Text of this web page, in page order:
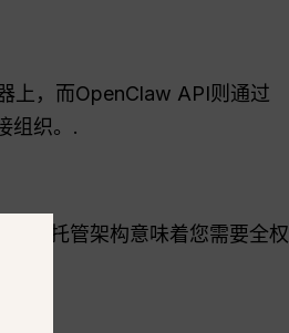
上，而OpenClaw API则通过
组织。.
自托管架构意味着您需要全权